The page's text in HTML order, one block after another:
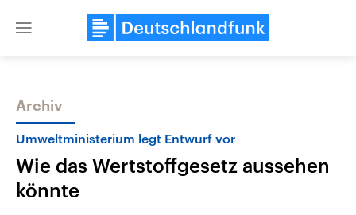
Close
Themen
Archiv
Umweltministerium legt Entwurf vor
Wie das Wertstoffgesetz aussehen
könnte